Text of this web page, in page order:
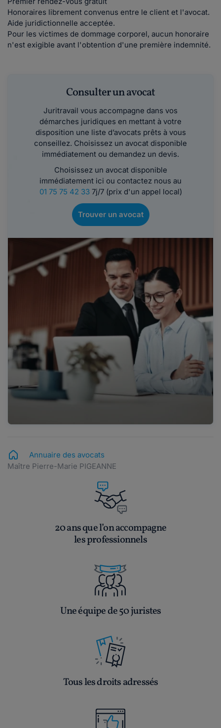
Honoraires librement convenus entre le client et l'avocat.
Aide juridictionnelle acceptée.
Pour les victimes de dommage corporel, aucun honoraire
n'est exigible avant l'obtention d'une première indemnité.
Consulter un avocat
Juritravail vous accompagne dans vos
démarches juridiques en mettant à votre
disposition une liste d’avocats prêts à vous
conseillez. Choisissez un avocat disponible
immédiatement ou demandez un devis.
Choisissez un avocat disponible
immédiatement ici ou contactez nous au
01 75 75 42 337j/7 (prix d'un appel local)
Trouver un avocat
Annuaire des avocats
Maître Pierre-Marie PIGEANNE
20 ans que l’on accompagne
les professionnels
Une équipe de 50 juristes
Tous les droits adressés